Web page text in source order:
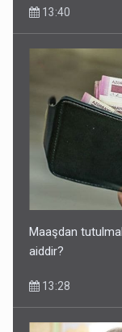
13:40
Maaşdan
aiddir?
13:28